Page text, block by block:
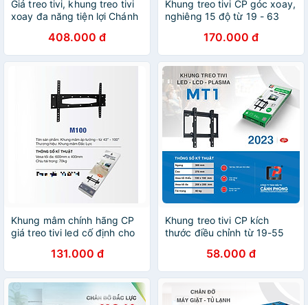
Giá treo tivi, khung treo tivi
xoay đa năng tiện lợi Chánh
inch - Xoay mọi góc độ A3 -
Hàng Chính Hãng
408.000 đ
Khung treo tivi CP góc xoay,
nghiêng 15 độ từ 19 - 63
170.000 đ
Khung mâm chính hãng CP
giá treo tivi led cố định cho
kèm ốc vít M100 - Hàng
Chính Hãng
131.000 đ
Khung treo tivi CP kích
thước điều chỉnh từ 19-55
Hàng Chính Hãng
58.000 đ